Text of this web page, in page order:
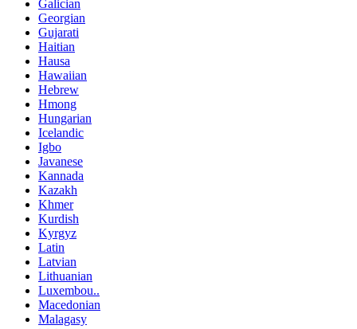
Galician
Georgian
Gujarati
Haitian
Hausa
Hawaiian
Hebrew
Hmong
Hungarian
Icelandic
Igbo
Javanese
Kannada
Kazakh
Khmer
Kurdish
Kyrgyz
Latin
Latvian
Lithuanian
Luxembou..
Macedonian
Malagasy